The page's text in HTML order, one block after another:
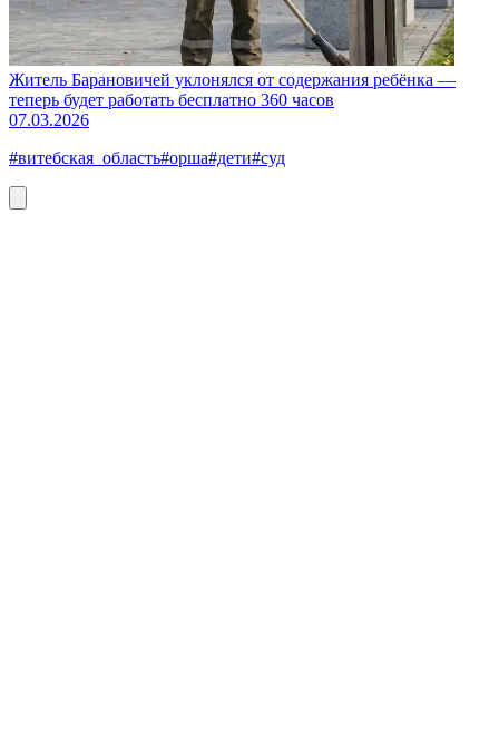
Житель Барановичей уклонялся от содержания ребёнка —
теперь будет работать бесплатно 360 часов
07.03.2026
#витебская_область#орша#дети#суд